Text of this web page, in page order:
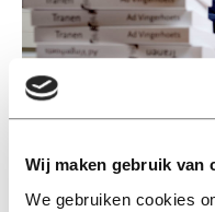
Wij maken gebruik van
We gebruiken cookies
Foto: Dolph Cantrijn